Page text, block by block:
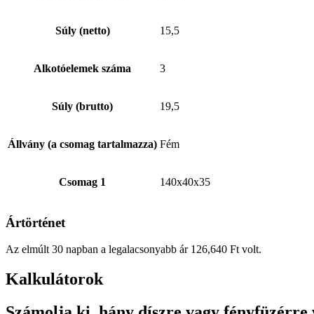
Súly (netto) 15,5
Alkotóelemek száma 3
Súly (brutto) 19,5
Állvány (a csomag tartalmazza) Fém
Csomag 1 140x40x35
Ártörténet
Az elmúlt 30 napban a legalacsonyabb ár 126,640 Ftvolt.
Kalkulátorok